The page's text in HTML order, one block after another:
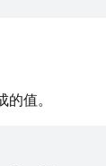
值。